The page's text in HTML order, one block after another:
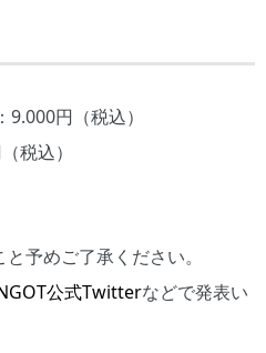
円（税込）
税込）
予めご了承ください。
公式Twitterなどで発表い